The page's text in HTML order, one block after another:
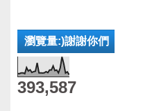
瀏覽量:)謝謝你們
393,587